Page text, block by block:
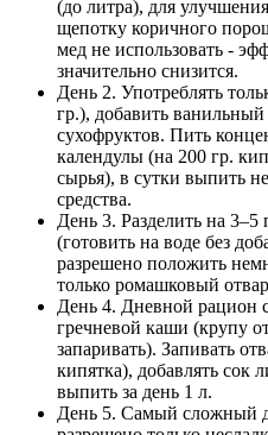
(до литра), для
щепотку коричного
мед не использовать -
значительно снизится.
День 2. Употреблять
гр.), добавить
сухофруктов. Пить
календулы (на 200 гр.
сырья), в сутки выпить
средства.
День 3. Разделить на
(готовить на воде без
разрешено положить
только ромашковый
День 4. Дневной рацион
гречневой каши (крупу
запаривать). Запивать
кипятка), добавлять сок
выпить за день 1 л.
День 5. Самый сложный